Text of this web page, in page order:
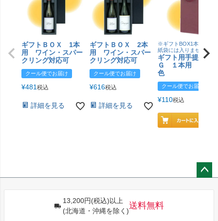
ギフトＢＯＸ 1本
用 ワイン・スパー
クリング対応可
クール便でお届け
¥481 税込
詳細を見る
ギフトＢＯＸ 2本
用 ワイン・スパー
クリング対応可
クール便でお届け
¥616税込
詳細を見る
※ギフトBOX1本用はこ
紙袋には入りません
ギフト用手提げＢ
Ｇ １本用 エン
色
クール便でお届け
¥110税込
13,200円(税込)以上
(北海道・沖縄を除く)
送料無料